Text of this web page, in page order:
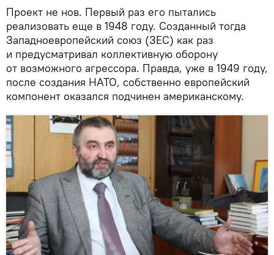
Проект не нов. Первый раз его пытались
реализовать еще в 1948 году. Созданный тогда
Западноевропейский союз (ЗЕС) как раз
и предусматривал коллективную оборону
от возможного агрессора. Правда, уже в 1949 году,
после создания НАТО, собственно европейский
компонент оказался подчинен американскому.